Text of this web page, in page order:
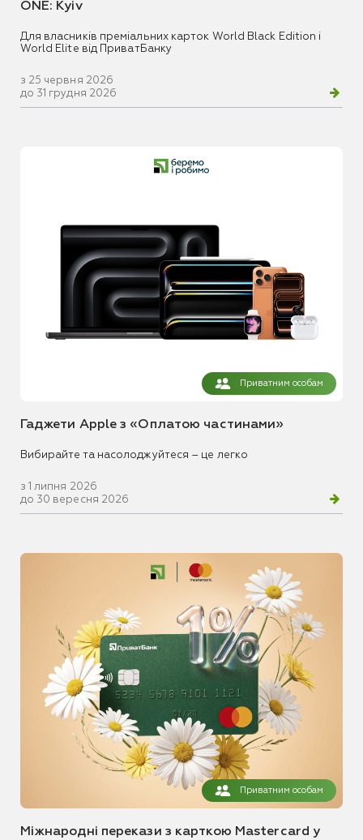
ONE: Kyiv
Для власників преміальних карток World Black Edition і
World Elite від ПриватБанку
з 25 червня 2026
до 31 грудня 2026
Приватним особам
Гаджети Apple з «Оплатою частинами»
Вибирайте та насолоджуйтеся – це легко
з 1 липня 2026
до 30 вересня 2026
Приватним особам
Міжнародні перекази з карткою Mastercard у